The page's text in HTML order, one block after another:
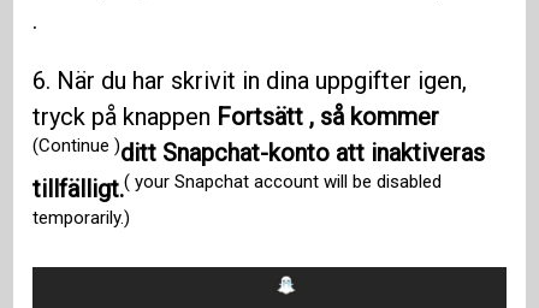
.
6. När du har skrivit in dina uppgifter igen,
tryck på knappen Fortsätt , så kommer
(Continue )ditt Snapchat-konto att inaktiveras
tillfälligt.( your Snapchat account will be disabled
temporarily.)